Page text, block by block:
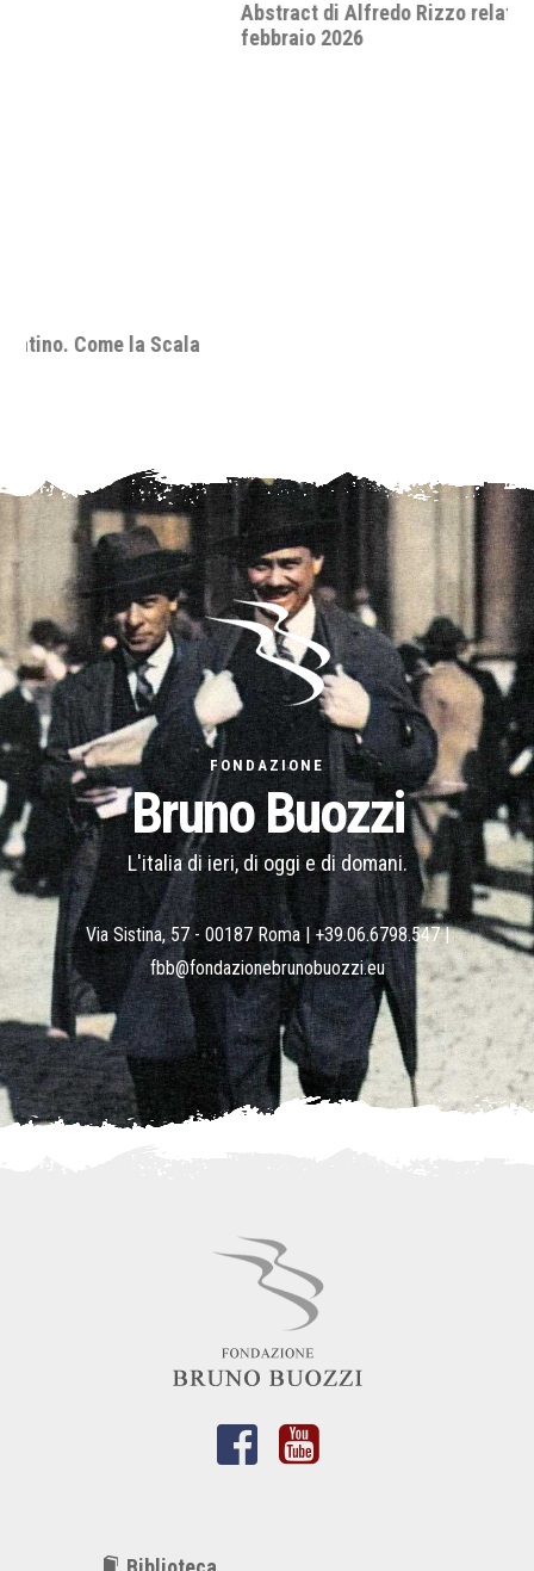
Abstract di Alfredo Rizzo relativo al seminario del 9
FONDAZIONE
Bruno Buozzi
L'italia di ieri, di oggi e di domani.
Via Sistina, 57 - 00187 Roma |+39.06.6798.547|
fbb@fondazionebrunobuozzi.eu